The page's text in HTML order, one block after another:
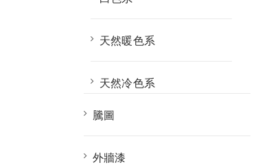
天然暖色系
天然冷色系
騰圖
外牆漆